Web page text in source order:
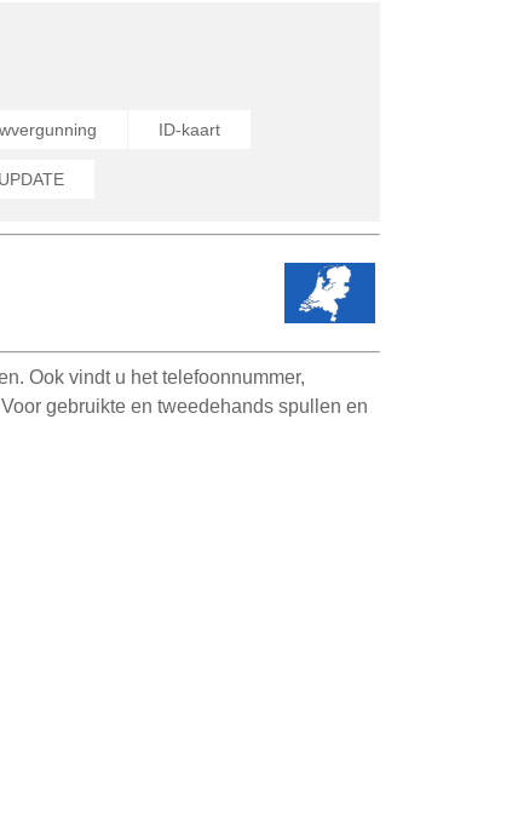
ID-kaart
UPDATE
Ook vindt u het telefoonnummer,
gebruikte en tweedehands spullen en